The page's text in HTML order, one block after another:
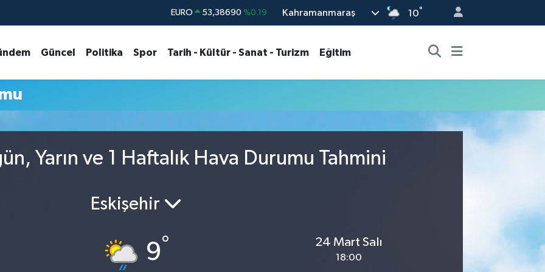
EURO 53,38690 %0.19
G.ALTIN 6862,09000 %0.19
BİST100 14.598,00 %0
Kahramanmaraş 10°
Güncel Politika Spor Tarih - Kültür - Sanat - Turizm Eğitim
Yarın ve 1 Haftalık Hava Durumu Tahmini
Eskişehir
9° 24 Mart Salı
18:00